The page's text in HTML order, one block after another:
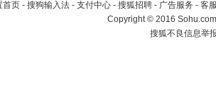
首页 - 搜狗输入法 - 支付中心 - 搜狐招聘 - 广告服务 - 客
Copyright©2016
搜狐不良信息举